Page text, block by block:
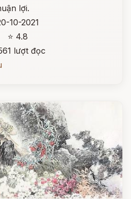
lợi.
10-2021
⭐ 4.8
lượt đọc